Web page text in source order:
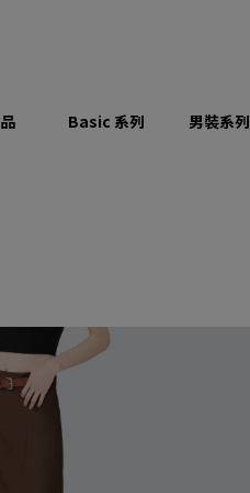
Basic 系列 男裝系列